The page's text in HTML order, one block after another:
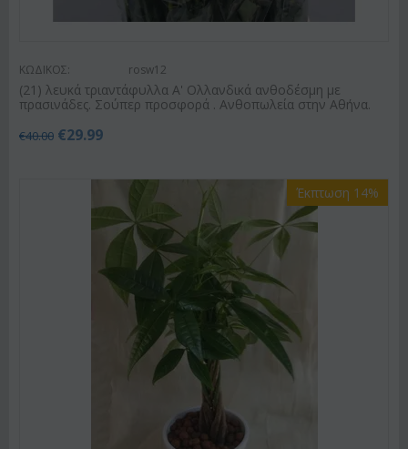
ΚΩΔΙΚΟΣ: rosw12
(21) λευκά τριαντάφυλλα Α' Ολλανδικά ανθοδέσμη με
πρασινάδες. Σούπερ προσφορά . Ανθοπωλεία στην Αθήνα.
€40.00 €29.99
Έκπτωση 14%